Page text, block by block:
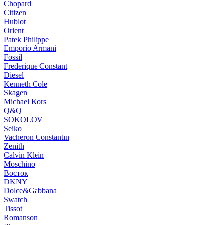
Chopard
Citizen
Hublot
Orient
Patek Philippe
Emporio Armani
Fossil
Frederique Constant
Diesel
Kenneth Cole
Skagen
Michael Kors
Q&Q
SOKOLOV
Seiko
Vacheron Constantin
Zenith
Calvin Klein
Moschino
Восток
DKNY
Dolce&Gabbana
Swatch
Tissot
Romanson